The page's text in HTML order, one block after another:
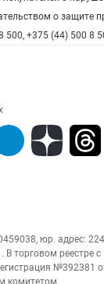
о защите
500, +375 (44) 500 8
юр. адрес:
торговом реестре с
№392381
комитетом.